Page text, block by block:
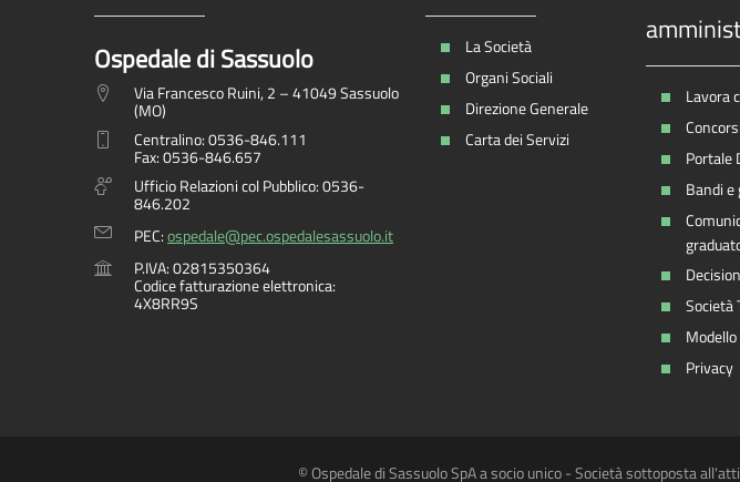
Ospedale di Sassuolo
Via Francesco Ruini, 2 – 41049 Sassuolo
(MO)
Centralino: 0536-846.111
Fax: 0536-846.657
Ufficio Relazioni col Pubblico: 0536-
846.202
PEC:ospedale@pec.ospedalesassuolo.it
P.IVA: 02815350364
Codice fatturazione elettronica:
4X8RR9S
La Società
Organi Sociali
Direzione Generale
Carta dei Servizi
Lavora
Portale
Bandi e
Società
Privacy
© Ospedale di Sassuolo SpA a socio unico - Società sottoposta